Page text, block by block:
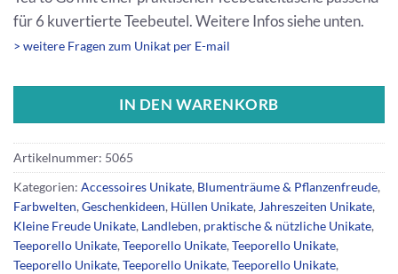
für 6 kuvertierte Teebeutel. Weitere Infos siehe unten.
> weitere Fragen zum Unikat per E-mail
IN DEN WARENKORB
Artikelnummer: 5065
Kategorien: Accessoires Unikate, Blumenträume & Pflanzenfreude,
Farbwelten,Geschenkideen, Hüllen Unikate,Jahreszeiten Unikate,
Kleine Freude Unikate, Landleben, praktische & nützliche Unikate,
Teeporello Unikate,Teeporello Unikate,Teeporello Unikate,
Teeporello Unikate,Teeporello Unikate,Teeporello Unikate,